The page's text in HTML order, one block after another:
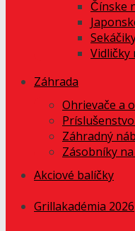
Čínske
Vidličky
Záhrada
Ohrievače a
Záhradný
Zásobníky
Akciové balíčky
Grillakadémia 2026